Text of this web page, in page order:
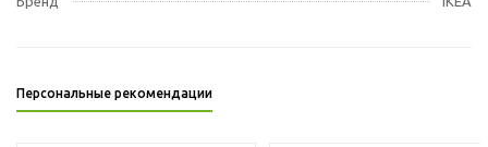
Персональные рекомендации